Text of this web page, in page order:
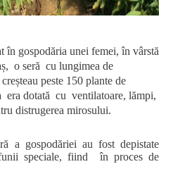
în gospodăria unei femei, în vârstă
o seră cu lungimea de
peste 150 plante de
era dotată cu ventilatoare, lămpi,
distrugerea mirosului.
a gospodăriei au fost depistate
speciale, fiind
în proces de